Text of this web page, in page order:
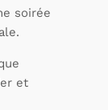
soirée
et